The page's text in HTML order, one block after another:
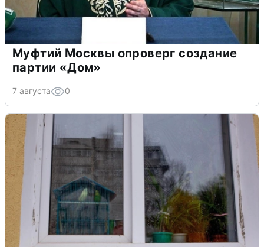
Муфтий Москвы опроверг создание
партии «Дом»
7 августа 0